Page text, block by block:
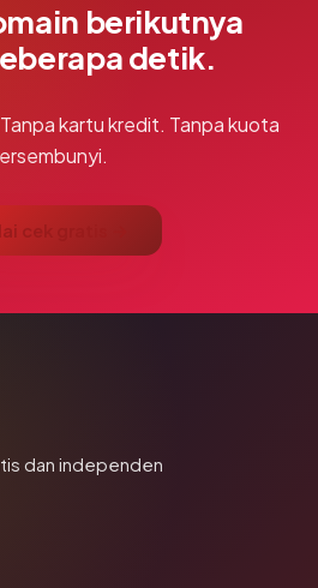
berikutnya
detik.
kartu kredit. Tanpa kuota
cek gratis →
dan independen